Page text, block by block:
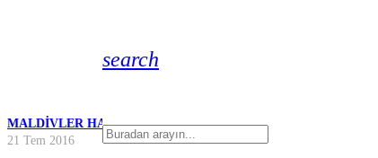
search
MALDIVLER HABERLERI
21 Tem 2016